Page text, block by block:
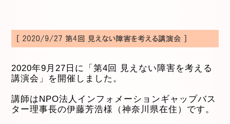
2020年9月27日に「第4回 見えない障害を考える
講演会」を開催しました。
講師はNPO法人インフォメーションギャップバス
ター理事長の伊藤芳浩様（神奈川県在住）です。